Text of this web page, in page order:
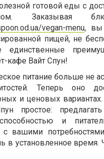
готовой еды с
Заказывая
vegan-menu, вы
пищей, не
единственные
кафе Вайт Спун!
питание больше не
Теперь оно
и ценовых
простое:
способностью и
с вашими
установленное время.